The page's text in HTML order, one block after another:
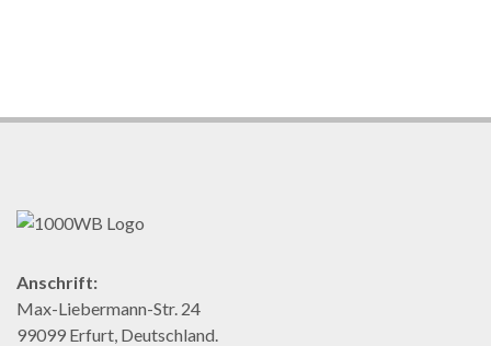
Anschrift:
Max-Liebermann-Str. 24
99099 Erfurt, Deutschland.